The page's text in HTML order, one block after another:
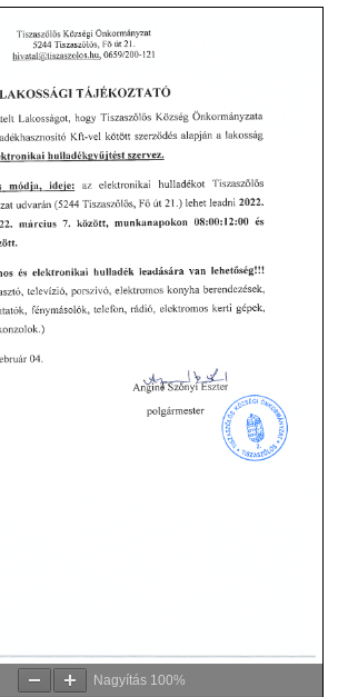
Nagyítás 100%